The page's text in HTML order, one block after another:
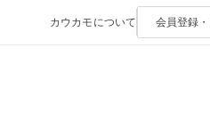
カウカモについて 会員登録・